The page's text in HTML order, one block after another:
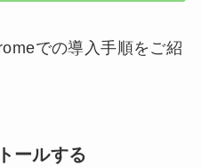
での導入手順をご紹
ールする